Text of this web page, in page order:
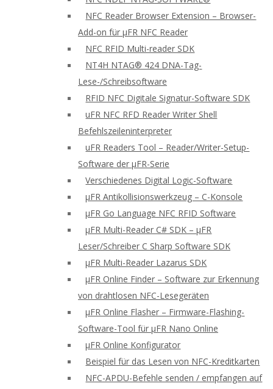
NFC Reader Browser Extension – Browser-
Add-on für μFR NFC Reader
NFC RFID Multi-reader SDK
NT4H NTAG® 424 DNA-Tag-
Lese-/Schreibsoftware
RFID NFC Digitale Signatur-Software SDK
uFR NFC RFD Reader Writer Shell
Befehlszeileninterpreter
uFR Readers Tool – Reader/Writer-Setup-
Software der μFR-Serie
Verschiedenes Digital Logic-Software
μFR Antikollisionswerkzeug – C-Konsole
μFR Go Language NFC RFID Software
μFR Multi-Reader C# SDK – μFR
Leser/Schreiber C Sharp Software SDK
μFR Multi-Reader Lazarus SDK
μFR Online Finder – Software zur Erkennung
von drahtlosen NFC-Lesegeräten
μFR Online Flasher – Firmware-Flashing-
Software-Tool für μFR Nano Online
μFR Online Konfigurator
Beispiel für das Lesen von NFC-Kreditkarten
NFC-APDU-Befehle senden / empfangen auf